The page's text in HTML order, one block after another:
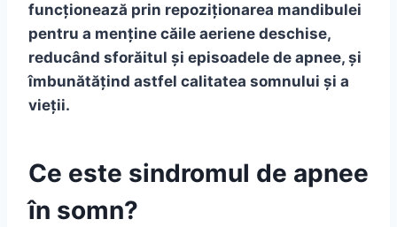
funcționează prin repoziționarea mandibulei
pentru a menține căile aeriene deschise,
reducând sforăitul și episoadele de apnee, și
îmbunătățind astfel calitatea somnului și a
vieții.
Ce este sindromul de apnee
în somn?